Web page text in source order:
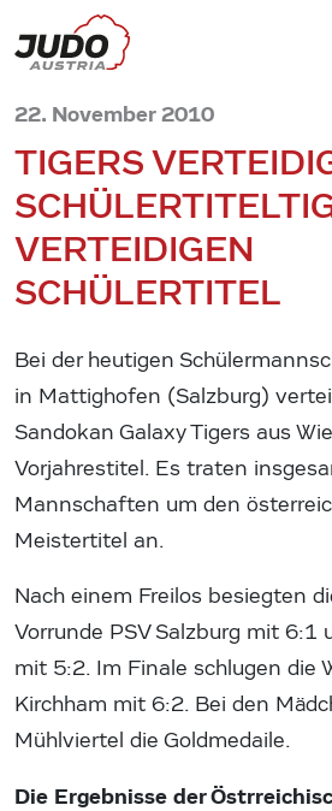
22. November 2010
TIGERS
SCHÜLERTITEL
VERTEIDIGEN
SCHÜLERTITEL
Bei der heutigen
in Mattighofen (Salzburg)
Sandokan Galaxy Tigers aus
Vorjahrestitel. Es traten
Mannschaften um den
Meistertitel an.
Nach einem Freilos besiegten
Vorrunde PSV Salzburg mit 6:1
mit 5:2. Im Finale schlugen die
Kirchham mit 6:2. Bei den
Mühlviertel die Goldmedaile.
Die Ergebnisse der